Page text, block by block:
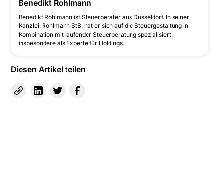
Benedikt Rohlmann
‍Benedikt Rohlmann ist Steuerberater aus Düsseldorf. In seiner
Kanzlei, Rohlmann StB, hat er sich auf die Steuergestaltung in
Kombination mit laufender Steuerberatung spezialisiert,
insbesondere als Experte für Holdings.
Diesen Artikel teilen